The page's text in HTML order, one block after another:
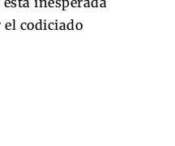
codiciado